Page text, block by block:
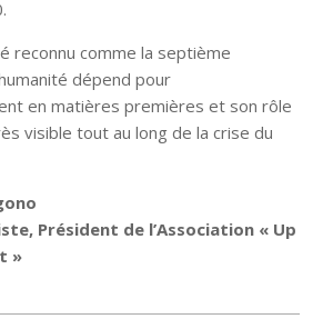
reconnu comme la septième
dépend pour
en matières premières et son rôle
visible tout au long de la crise du
Président de l’Association « Up
»